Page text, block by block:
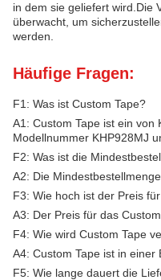
in dem sie geliefert wird.Die
überwacht, um
werden.
Häufige Fragen:
F1: Was ist Custom Tape?
A1: Custom Tape ist ein von
Modellnummer KHP928MJ
F2: Was ist die
A2: Die
F3: Wie hoch ist der Preis
A3: Der Preis für das
F4: Wie wird Custom Tape
A4: Custom Tape ist in einer
F5: Wie lange dauert die